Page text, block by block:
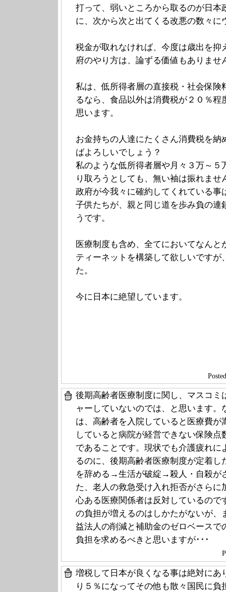
打って、弱いところから取るのが日本
に、次から次と出てくる改悪の数々に
税金が取れなければ、今度は歳出を抑
府のやり方は、論ずる価値もありませ
私は、低所得者層の直接税・社会保険
るなら、食品以外は消費税が２０％
思います。
お金持ちの人達にたくさん消費税を納
ばよろしいでしょう？
私のような低所得者層や月々３万～５
り取ろうとしても、無い袖は振れませ
政府が今我々に確約してくれている事
子供たちが、親と同じ道を歩み負の連
うです。
医療制度も含め、全てにおいてなん
ティーネットを構築して欲しいですが
た。
今に日本に絶望しています。
後期高齢者医療制度に関し、マスコミ
ャーしていないのでは、と思います。
は、高齢者を入院していると医療費
していると病院が経営できない保険
であることです。現状でも介護疲れに
るのに、後期高齢者医療制度が定着
を辞める→生活が破綻→殺人・自殺が
た、老人の救急受け入れ拒否がさらに
心ある医療関係者は反対しているので
の負担が増えるのはしかたがないが、
益法人の削減と補助金のゼロベースで
負担を求めるべきと思いますが･･･
増税して日本が良くなる事は絶対にあ
り５％になってその他も散々国民に